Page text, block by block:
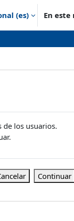
‎(es)‎ En
de los usuarios.
Continuar